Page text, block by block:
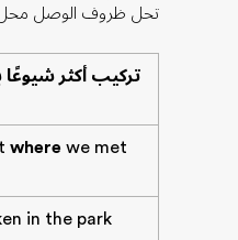
تحل ظروف الوصل
تركيب أكثر
where we met
in the park